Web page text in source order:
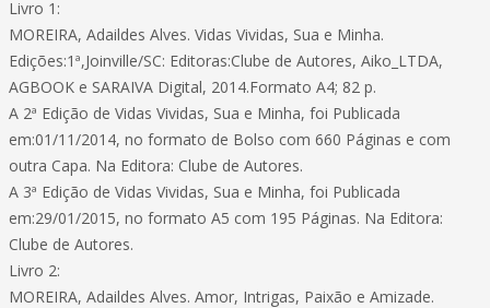
Livro 1:
MOREIRA, Adaildes Alves. Vidas Vividas, Sua e Minha.
Edições:1ª,Joinville/SC: Editoras:Clube de Autores, Aiko_LTDA,
AGBOOK e SARAIVA Digital, 2014.Formato A4; 82 p.
A 2ª Edição de Vidas Vividas, Sua e Minha, foi Publicada
em:01/11/2014, no formato de Bolso com 660 Páginas e com
outra Capa. Na Editora: Clube de Autores.
A 3ª Edição de Vidas Vividas, Sua e Minha, foi Publicada
em:29/01/2015, no formato A5 com 195 Páginas. Na Editora:
Clube de Autores.
Livro 2:
MOREIRA, Adaildes Alves. Amor, Intrigas, Paixão e Amizade.